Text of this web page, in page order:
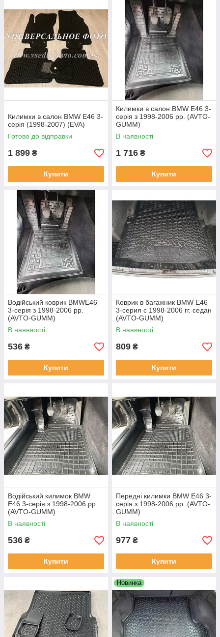
Килимки в салон BMW E46 3-
серія (1998-2007) (EVA)
Готово до відправки
1 899 ₴
Купити
Килимки в салон BMW E46 3-
серія з 1998-2006 рр. (AVTO-
GUMM)
В наявності
1 716 ₴
Купити
Водійський коврик BMWE46
3-серія з 1998-2006 рр.
(AVTO-GUMM)
В наявності
536 ₴
Купити
Коврик в багажник BMW E46
3-серия с 1998-2006 гг. седан
(AVTO-GUMM)
пластик+резина
В наявності
809 ₴
Купити
Водійський килимок BMW
E46 3-серія з 1998-2006 рр.
(AVTO-GUMM)
В наявності
536 ₴
Купити
Передні килимки BMW E46 3-
серія з 1998-2006 рр. (AVTO-
GUMM)
В наявності
977 ₴
Купити
Новинка